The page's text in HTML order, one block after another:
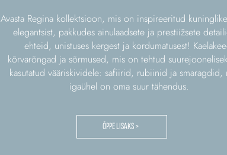
Avasta Regina kollektsioon, mis on inspireeritud
elegantsist, pakkudes ainulaadsete ja prestiižsete
ehteid, unistuses kergest ja kordumatusest!
kõrvarõngad ja sõrmused, mis on tehtud
kasutatud vääriskividele: safiirid, rubiinid ja smaragdid,
igaühel on oma suur tähendus.
ÕPPE LISAKS >